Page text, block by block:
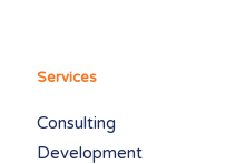
Services
Consulting
Development